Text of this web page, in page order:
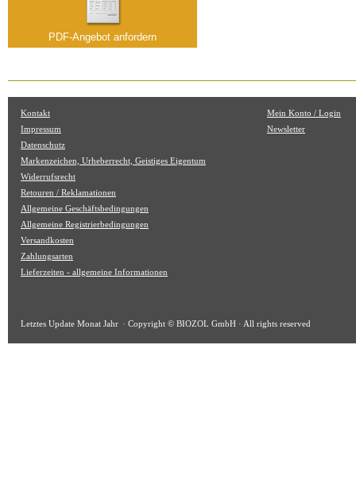
PDF-Angebot anfordern
Kontakt
Impressum
Datenschutz
Markenzeichen, Urheberrecht, Geistiges Eigentum
Widerrufsrecht
Retouren / Reklamationen
Allgemeine Geschäftsbedingungen
Allgemeine Registrierbedingungen
Versandkosten
Zahlungsarten
Lieferzeiten - allgemeine Informationen
Mein Konto / Login
Newsletter
Letztes Update Monat Jahr · Copyright © BIOZOL GmbH · All rights reserved